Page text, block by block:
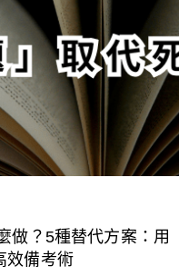
做？5種替代方案：用
效備考術